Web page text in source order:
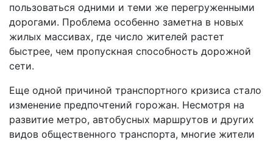
пользоваться одними и теми же перегруженными
дорогами. Проблема особенно заметна в новых
жилых массивах, где число жителей растет
быстрее, чем пропускная способность дорожной
сети.
Еще одной причиной транспортного кризиса стало
изменение предпочтений горожан. Несмотря на
развитие метро, автобусных маршрутов и других
видов общественного транспорта, многие жители